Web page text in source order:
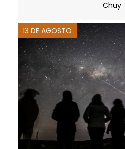
Chuy
13 DE AGOSTO